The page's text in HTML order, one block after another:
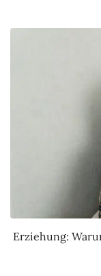
Erziehung: